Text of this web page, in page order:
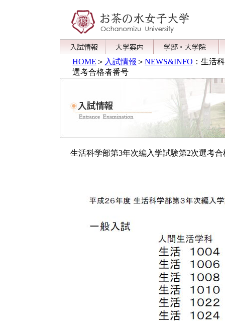
HOME ＞ 入試情報 ＞ NEWS&INFO ：生活
選考合格者番号
生活科学部第3年次編入学試験第2次選考